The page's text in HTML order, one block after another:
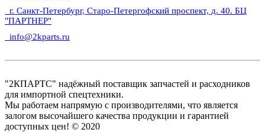
г. Санкт-Петербург, Старо-Петергофский проспект, д. 40. БЦ
"ПАРТНЕР"
info@2kparts.ru
"2КПАРТС" надёжный поставщик запчастей и расходников
для импортной спецтехники.
Мы работаем напрямую с производителями, что является
залогом высочайшего качества продукции и гарантией
доступных цен! © 2020